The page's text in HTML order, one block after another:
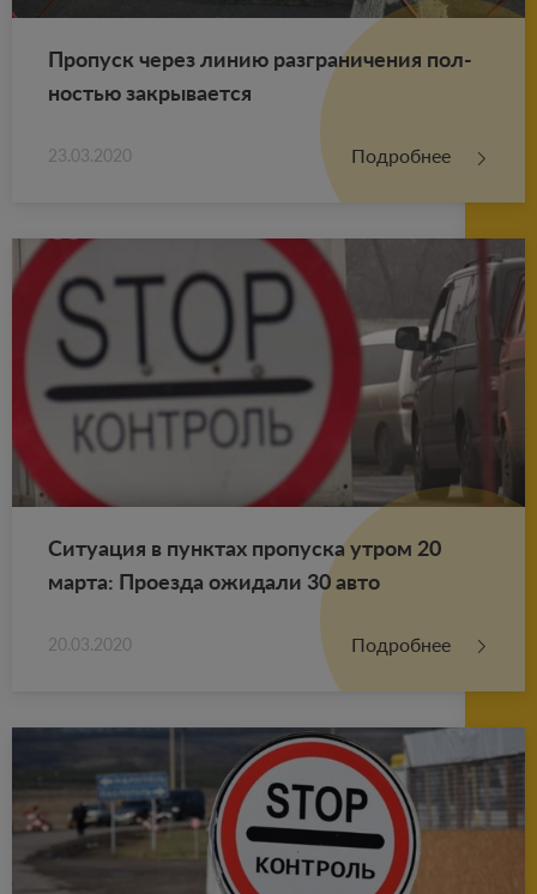
Про­пуск через линию раз­гра­ни­че­ния пол­
но­стью за­кры­ва­ет­ся
23.03.2020 Подробнее
Си­ту­а­ция в пунк­тах про­пус­ка утром 20
марта: Про­ез­да ожи­да­ли 30 авто
20.03.2020 Подробнее